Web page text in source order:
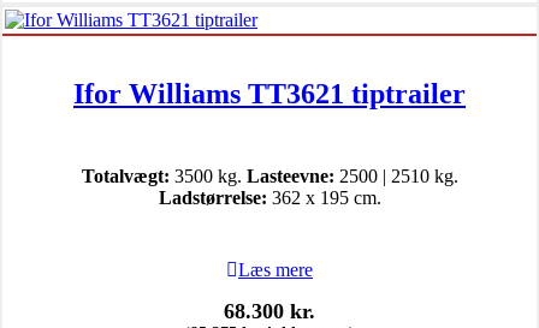
Ifor Williams TT3621 tiptrailer
Totalvægt: 3500 kg. Lasteevne: 2500 | 2510 kg.
Ladstørrelse: 362 x 195 cm.
Læs mere
68.300 kr.